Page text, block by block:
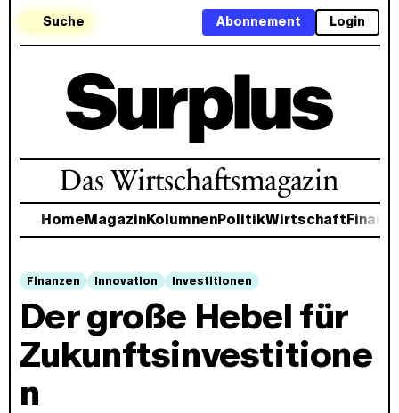
Suche Login
Abonnement
Das Wirtschaftsmagazin
Home MagazinKolumnenPolitikWirtschaft
Finanzen Innovation Investitionen
Der große Hebel für
Zukunftsinvestitione
n